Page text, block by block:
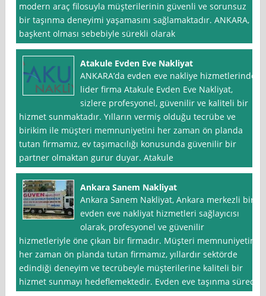
modern araç filosuyla müşterilerinin güvenli ve sorunsuz
bir taşınma deneyimi yaşamasını sağlamaktadır. ANKARA,
başkent olması sebebiyle sürekli olarak
Atakule Evden Eve Nakliyat
ANKARA’da evden eve nakliye hizmetlerinde
lider firma Atakule Evden Eve Nakliyat,
sizlere profesyonel, güvenilir ve kaliteli bir
hizmet sunmaktadır. Yılların vermiş olduğu tecrübe ve
birikim ile müşteri memnuniyetini her zaman ön planda
tutan firmamız, ev taşımacılığı konusunda güvenilir bir
partner olmaktan gurur duyar. Atakule
Ankara Sanem Nakliyat
Ankara Sanem Nakliyat, Ankara merkezli bir
evden eve nakliyat hizmetleri sağlayıcısı
olarak, profesyonel ve güvenilir
hizmetleriyle öne çıkan bir firmadır. Müşteri memnuniyetini
her zaman ön planda tutan firmamız, yıllardır sektörde
edindiği deneyim ve tecrübeyle müşterilerine kaliteli bir
hizmet sunmayı hedeflemektedir. Evden eve taşınma süreci